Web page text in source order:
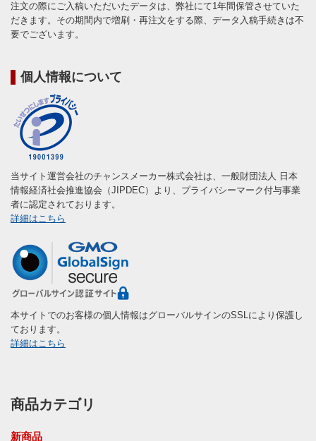
注文の際にご入稿いただいたデータは、弊社にて1年間保管させていた
だきます。その期間内で増刷・再注文をする際、データ入稿手続きは不
要でございます。
個人情報について
当サイト運営会社のチャンスメーカー株式会社は、一般財団法人 日本
情報経済社会推進協会（JIPDEC）より、プライバシーマーク付与事業
者に認定されております。
詳細はこちら
本サイトでのお客様の個人情報はグローバルサインのSSLにより保護し
ております。
詳細はこちら
商品カテゴリ
新商品